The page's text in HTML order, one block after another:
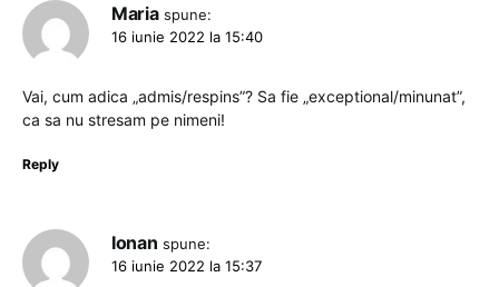
Maria spune:
16 iunie 2022 la 15:40
Vai, cum adica „admis/respins”? Sa fie „exceptional/minunat”,
ca sa nu stresam pe nimeni!
Reply
Ionan spune:
16 iunie 2022 la 15:37